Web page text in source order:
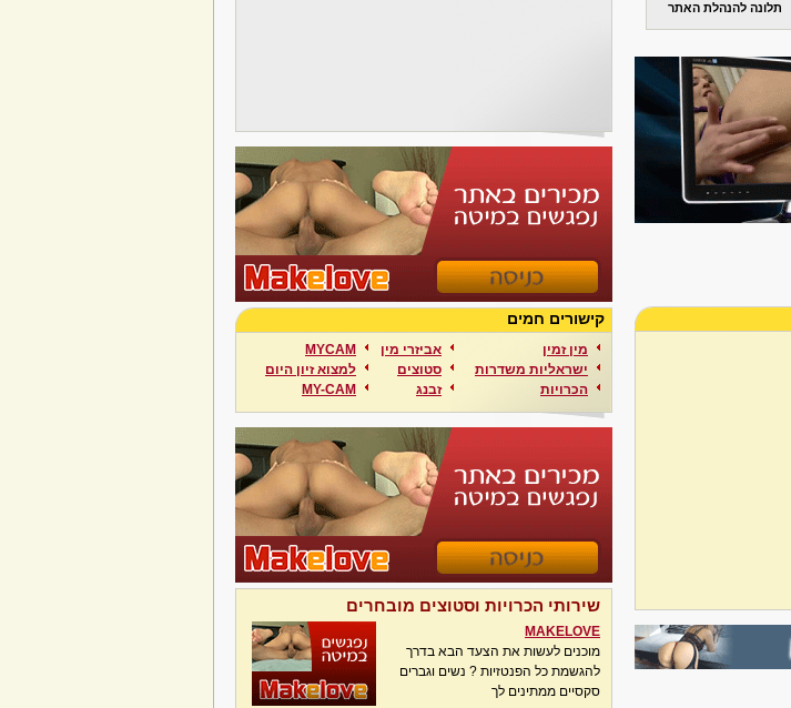
תלונה להנהלת האתר
קישורים חמים
מין זמין
ישראליות משדרות
הכרויות
אביזרי מין
סטוצים
זבנג
MYCAM
למצוא זיון היום
MY-CAM
שירותי הכרויות וסטוצים מובחרים
MAKELOVE
מוכנים לעשות את הצעד הבא בדרך
להגשמת כל הפנטזיות ? נשים וגברים
סקסיים ממתינים לך